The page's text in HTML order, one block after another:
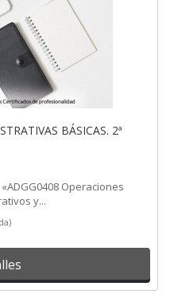
BÁSICAS. 2ª
Operaciones
y...